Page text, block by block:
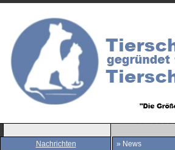
Nachrichten » News